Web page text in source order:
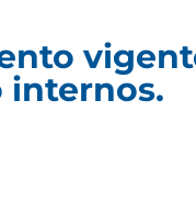
internos.